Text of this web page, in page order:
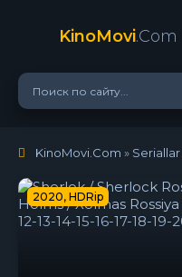
KinoMovi.Com
KinoMovi.Com » Seriallar
2020, HDRip